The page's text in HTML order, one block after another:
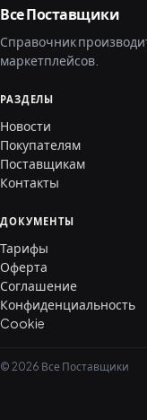
Все Поставщики
Справочник
маркетплейсов.
РАЗДЕЛЫ
Новости
Покупателям
Поставщикам
Контакты
ДОКУМЕНТЫ
Тарифы
Оферта
Соглашение
Конфиденциальность
Cookie
© 2026 Все Поставщики